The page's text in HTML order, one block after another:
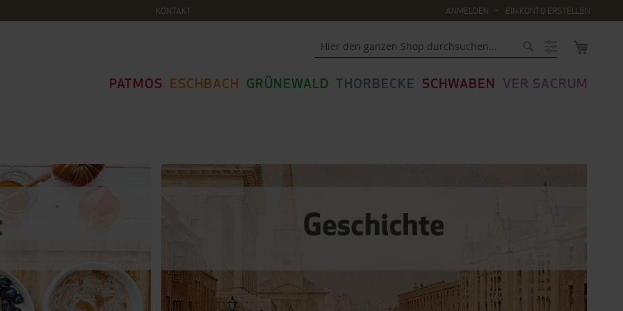
KONTAKT ANMELDEN EIN KONTO ERSTELLEN
PATMOS ESCHBACH GRÜNEWALD THORBECKE SCHWABEN VER SACRUM